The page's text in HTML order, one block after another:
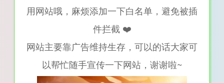
用网站哦，麻烦添加一下白名单，避免被插
件拦截 ❤️
网站主要靠广告维持生存，可以的话大家可
以帮忙随手宣传一下网站，谢谢啦~